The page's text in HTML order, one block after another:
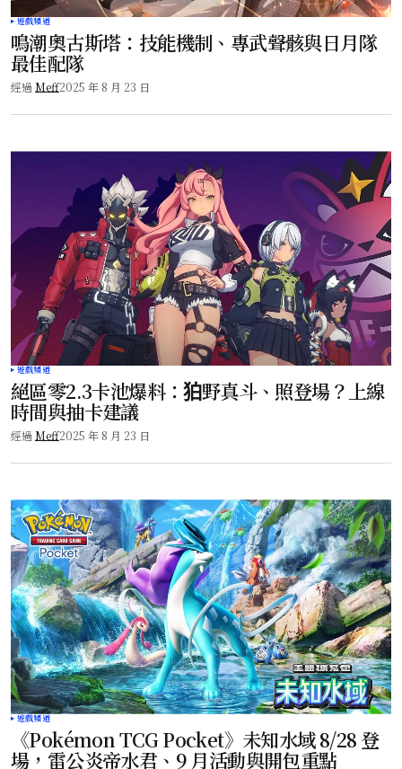
遊戲頻道
鳴潮奧古斯塔：技能機制、專武聲骸與日月隊
最佳配隊
經過 Meff2025 年 8 月 23 日
遊戲頻道
絕區零2.3卡池爆料：狛野真斗、照登場？上線
時間與抽卡建議
經過 Meff2025 年 8 月 23 日
遊戲頻道
《Pokémon TCG Pocket》未知水域 8/28 登
場，雷公炎帝水君、9 月活動與開包重點